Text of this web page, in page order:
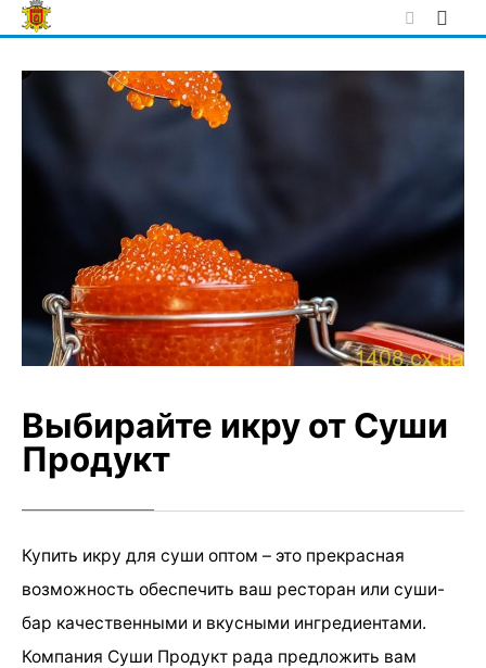
Skip
to
Выбирайте икру от Суши
Продукт
Купить икру для суши оптом – это прекрасная
возможность обеспечить ваш ресторан или суши-
бар качественными и вкусными ингредиентами.
Компания Суши Продукт рада предложить вам